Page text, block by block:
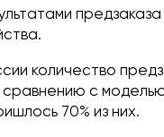
количество
сравнению с
70% из них.